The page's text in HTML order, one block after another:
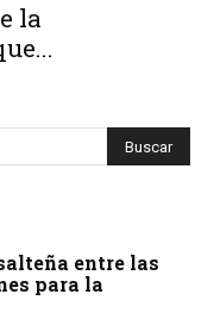
la
entre las
para la